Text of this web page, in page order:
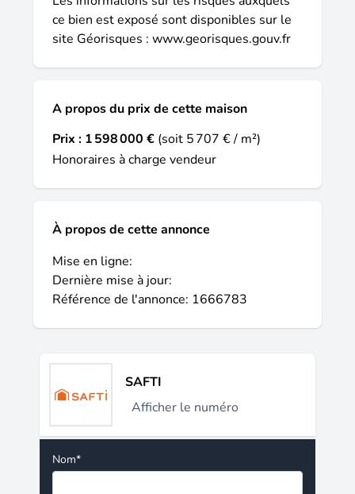
ce bien est exposé sont disponibles sur le
site Géorisques : www.georisques.gouv.fr
A propos du prix de cette maison
Prix : 1 598 000 € (soit 5 707 € / m²)
Honoraires à charge vendeur
À propos de cette annonce
Mise en ligne:
Dernière mise à jour:
Référence de l'annonce: 1666783
SAFTI
Afficher le numéro
Nom*